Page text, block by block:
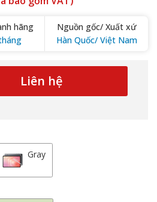
hãng
Nguồn gốc/ Xuất xứ
Hàn Quốc/ Việt Nam
Liên hệ
Gray